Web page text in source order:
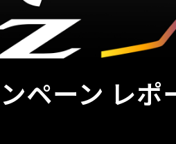
ペーン レポ